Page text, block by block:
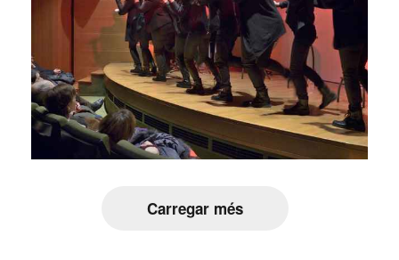
Carregar més